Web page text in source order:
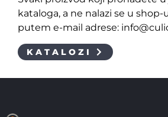
kataloga, a ne nalazi se u
putem e-mail adrese:
KATALOZI